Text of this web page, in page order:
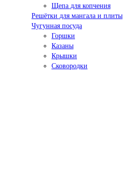
Щепа для копчения
Решётки для мангала и плиты
Чугунная посуда
Горшки
Казаны
Крышки
Сковородки